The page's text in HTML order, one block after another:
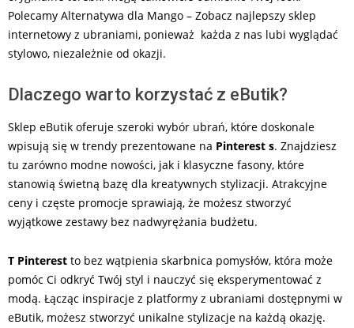
Polecamy Alternatywa dla Mango – Zobacz najlepszy sklep
internetowy z ubraniami, ponieważ każda z nas lubi wyglądać
stylowo, niezależnie od okazji.
Dlaczego warto korzystać z eButik?
Sklep eButik oferuje szeroki wybór ubrań, które doskonale
wpisują się w trendy prezentowane na Pinterest s. Znajdziesz
tu zarówno modne nowości, jak i klasyczne fasony, które
stanowią świetną bazę dla kreatywnych stylizacji. Atrakcyjne
ceny i częste promocje sprawiają, że możesz stworzyć
wyjątkowe zestawy bez nadwyrężania budżetu.
T Pinterest to bez wątpienia skarbnica pomysłów, która może
pomóc Ci odkryć Twój styl i nauczyć się eksperymentować z
modą. Łącząc inspiracje z platformy z ubraniami dostępnymi w
eButik, możesz stworzyć unikalne stylizacje na każdą okazję.